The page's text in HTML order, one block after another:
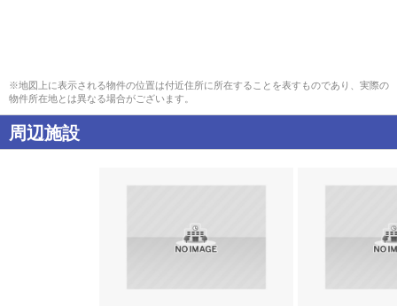
※地図上に表示される物件の位置は付近住所に所在することを表すものであり、実際の
物件所在地とは異なる場合がございます。
周辺施設